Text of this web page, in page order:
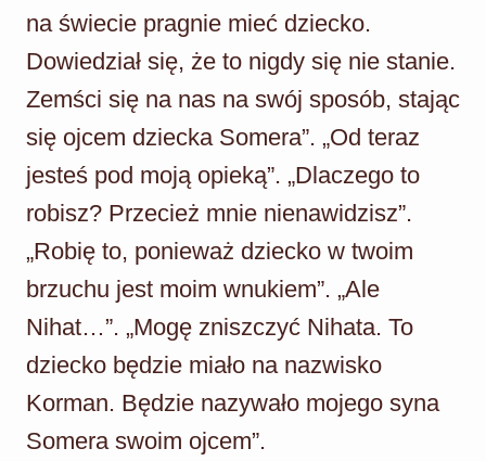
na świecie pragnie mieć dziecko.
Dowiedział się, że to nigdy się nie stanie.
Zemści się na nas na swój sposób, stając
się ojcem dziecka Somera”. „Od teraz
jesteś pod moją opieką”. „Dlaczego to
robisz? Przecież mnie nienawidzisz”.
„Robię to, ponieważ dziecko w twoim
brzuchu jest moim wnukiem”. „Ale
Nihat…”. „Mogę zniszczyć Nihata. To
dziecko będzie miało na nazwisko
Korman. Będzie nazywało mojego syna
Somera swoim ojcem”.